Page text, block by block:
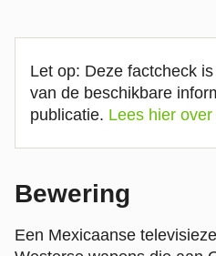
Let op: Deze factcheck
van de beschikbare
publicatie. Lees hier
Bewering
Een Mexicaanse